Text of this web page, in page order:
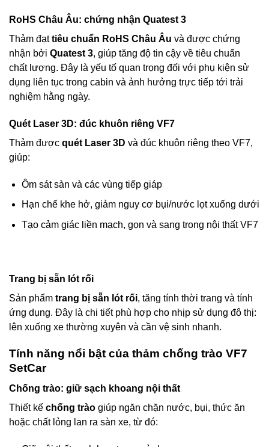
RoHS Châu Âu: chứng nhận Quatest 3
Thảm đạttiêu chuẩn RoHS Châu Âu và được chứng
nhận bởi Quatest 3, giúp tăng độ tin cậy về tiêu chuẩn
chất lượng. Đây là yếu tố quan trọng đối với phụ kiện sử
dụng liên tục trong cabin và ảnh hưởng trực tiếp tới trải
nghiệm hằng ngày.
Quét Laser 3D: đúc khuôn riêng VF7
Thảm được quét Laser 3D và đúc khuôn riêng theo VF7,
giúp:
Ôm sát sàn và các vùng tiếp giáp
Hạn chế khe hở, giảm nguy cơ bụi/nước lọt xuống dưới
Tạo cảm giác liền mạch, gọn và sang trong nội thất VF7
Trang bị sẵn lót rối
Sản phẩm trang bị sẵn lót rối, tăng tính thời trang và tính
ứng dụng. Đây là chi tiết phù hợp cho nhịp sử dụng đô thị:
lên xuống xe thường xuyên và cần vệ sinh nhanh.
Tính năng nổi bật của thảm chống trào VF7
SetCar
Chống trào: giữ sạch khoang nội thất
Thiết kế chống trào giúp ngăn chặn nước, bụi, thức ăn
hoặc chất lỏng lan ra sàn xe, từ đó: